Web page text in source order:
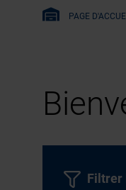
PAGE
Filtrer